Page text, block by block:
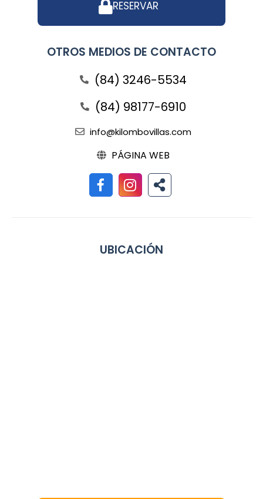
RESERVAR
OTROS MEDIOS DE CONTACTO
(84) 3246-5534
(84) 98177-6910
info@kilombovillas.com
PÁGINA WEB
UBICACIÓN